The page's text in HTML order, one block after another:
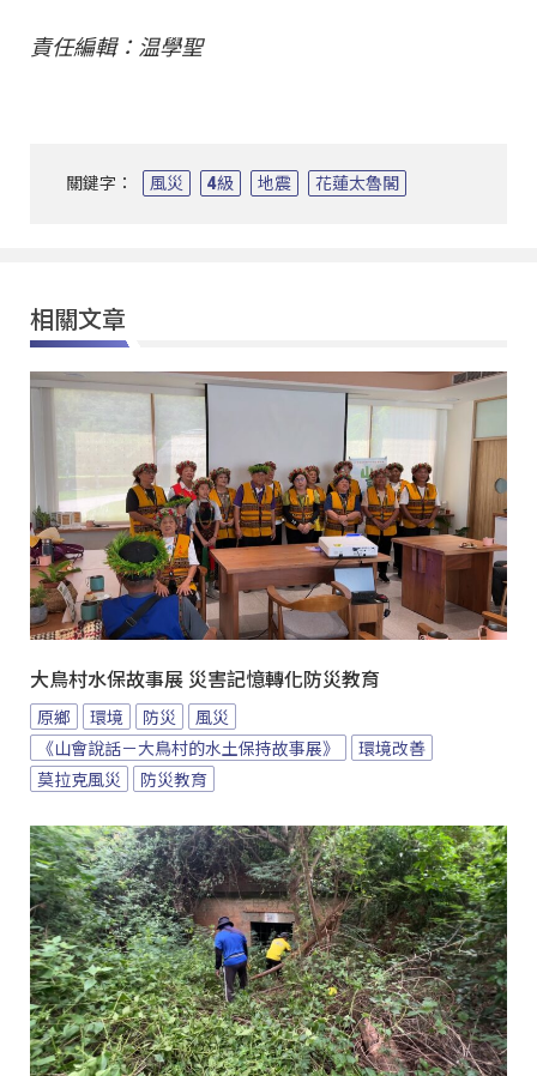
責任編輯：温學聖
關鍵字： 風災 4級 地震 花蓮太魯閣
相關文章
大鳥村水保故事展 災害記憶轉化防災教育
原鄉 環境 防災
風災
《山會說話－大鳥村的水土保持故事展》
環境改善
莫拉克風災
防災教育